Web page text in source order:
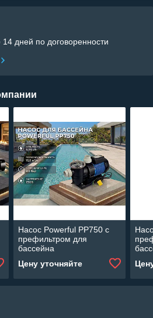
14 дней по договоренности
Насос Powerful PP750 c
префильтром для
бассейна
(Производительность 12
м3/ч, мощность: 0,75 кВт)
Цену уточняйте
м3/